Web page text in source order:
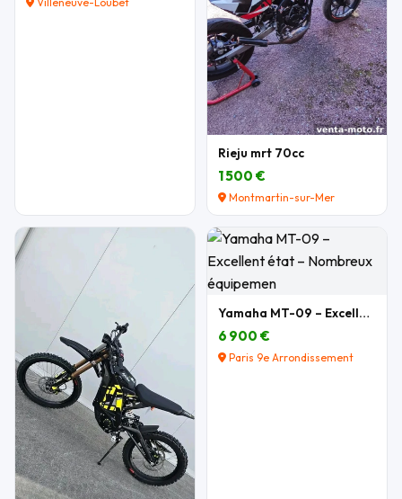
Rieju mrt 70cc
1 500 €
Montmartin-sur-Mer
Yamaha MT-09 – Excellent état – Nombreux équipemen
6 900 €
Paris 9e Arrondissement